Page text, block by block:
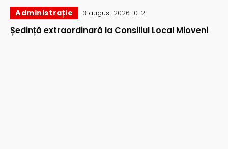
Administrație 3 august 2026 10:12
Ședință extraordinară la Consiliul Local Mioveni